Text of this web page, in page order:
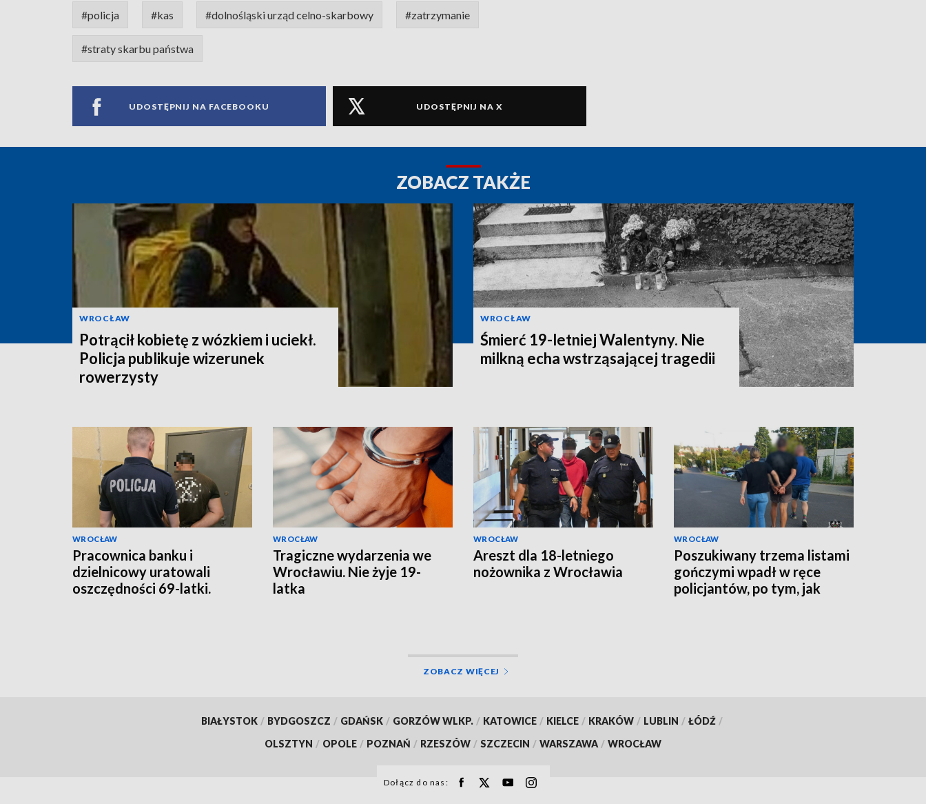
#policja #kas #dolnośląski urząd celno-skarbowy #zatrzymanie
#straty skarbu państwa
UDOSTĘPNIJ NA FACEBOOKU UDOSTĘPNIJ NA X
ZOBACZ TAKŻE
WROCŁAW
Potrącił kobietę z wózkiem i uciekł.
Policja publikuje wizerunek
rowerzysty
WROCŁAW
Śmierć 19-letniej Walentyny. Nie
milkną echa wstrząsającej tragedii
WROCŁAW
Pracownica banku i
dzielnicowy uratowali
oszczędności 69-latki.
WROCŁAW
Tragiczne wydarzenia we
Wrocławiu. Nie żyje 19-
latka
WROCŁAW
Areszt dla 18-letniego
nożownika z Wrocławia
WROCŁAW
Poszukiwany trzema listami
gończymi wpadł w ręce
policjantów, po tym, jak
ZOBACZ WIĘCEJ
BIAŁYSTOK / BYDGOSZCZ / GDAŃSK / GORZÓW WLKP. / KATOWICE / KIELCE / KRAKÓW / LUBLIN / ŁÓDŹ /
OLSZTYN / OPOLE / POZNAŃ / RZESZÓW / SZCZECIN / WARSZAWA / WROCŁAW
Dołącz do nas: